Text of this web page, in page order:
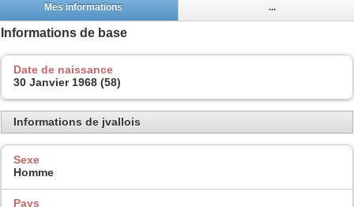
Mes informations ...
Informations de base
Date de naissance
30 Janvier 1968 (58)
Informations de jvallois
Sexe
Homme
Pays